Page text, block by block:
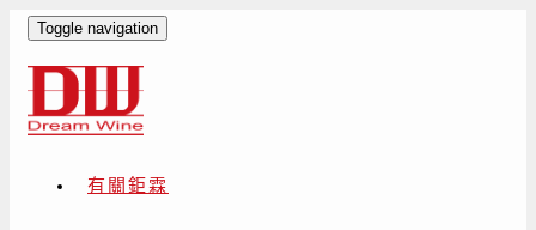
Toggle navigation
有關鉅霖